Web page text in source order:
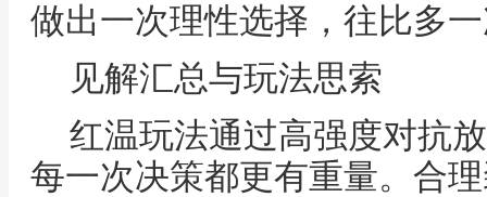
做出一次理性选择，往比多
见解汇总与玩法思索
红温玩法通过高强度对抗
每一次决策都更有重量。合